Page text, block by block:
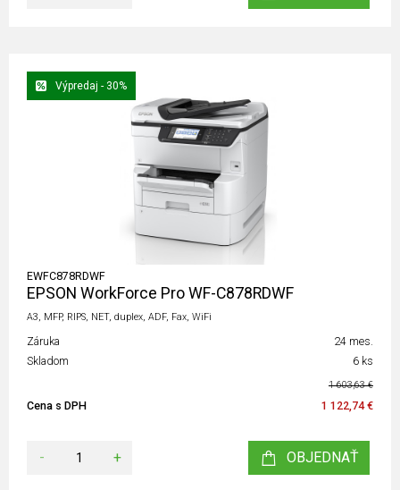
Výpredaj - 30%
EWFC878RDWF
EPSON WorkForce Pro WF-C878RDWF
A3, MFP, RIPS, NET, duplex, ADF, Fax, WiFi
Záruka
24 mes.
Skladom
6 ks
1 603,63 €
Cena s DPH 1 122,74 €
- + OBJEDNAŤ